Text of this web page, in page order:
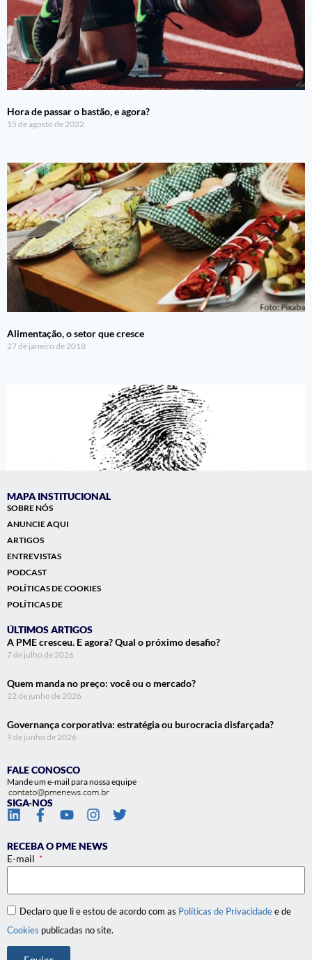
Hora de passar o bastão, e agora?
15 de agosto de 2022
Alimentação, o setor que cresce
27 de janeiro de 2018
Personalização: o diferencial que agrega VALOR
8 de junho de 2019
MAPA INSTITUCIONAL
SOBRE NÓS
ANUNCIE AQUI
ARTIGOS
ENTREVISTAS
PODCAST
POLÍTICAS DE COOKIES
POLÍTICAS DE
ÚLTIMOS ARTIGOS
A PME cresceu. E agora? Qual o próximo desafio?
7 de julho de 2026
Quem manda no preço: você ou o mercado?
22 de junho de 2026
Governança corporativa: estratégia ou burocracia disfarçada?
9 de junho de 2026
FALE CONOSCO
Mande um e-mail para nossa equipe
SIGA-NOS
RECEBA O PME NEWS
E-mail
Declaro que li e estou de acordo com as Políticas de Privacidadee de
Cookies publicadas no site.